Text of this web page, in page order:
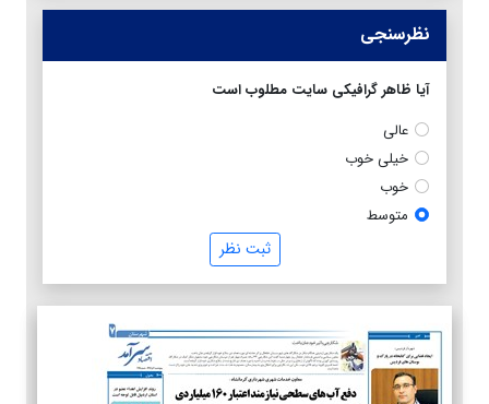
نظرسنجی
آیا ظاهر گرافیکی سایت مطلوب است
عالی
خیلی خوب
خوب
متوسط
ثبت نظر